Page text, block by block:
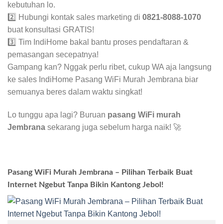
kebutuhan lo.
2️⃣ Hubungi kontak sales marketing di 0821-8088-1070
buat konsultasi GRATIS!
3️⃣ Tim IndiHome bakal bantu proses pendaftaran &
pemasangan secepatnya!
Gampang kan? Nggak perlu ribet, cukup WA aja langsung
ke sales IndiHome Pasang WiFi Murah Jembrana biar
semuanya beres dalam waktu singkat!
Lo tunggu apa lagi? Buruan pasang WiFi murah
Jembrana sekarang juga sebelum harga naik! 🚀
Pasang WiFi Murah Jembrana – Pilihan Terbaik Buat
Internet Ngebut Tanpa Bikin Kantong Jebol!